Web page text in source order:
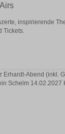
inspirierende
Tickets.